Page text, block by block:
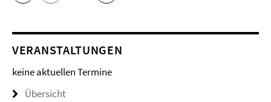
VERANSTALTUNGEN
keine aktuellen Termine
Übersicht